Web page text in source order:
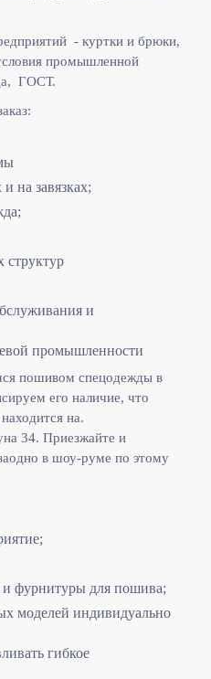
- куртки и брюки,
промышленной
ГОСТ.
на завязках;
структур
и
промышленности
пошивом спецодежды в
его наличие, что
на.
34. Приезжайте и
в шоу-руме по этому
фурнитуры для пошива;
моделей индивидуально
гибкое